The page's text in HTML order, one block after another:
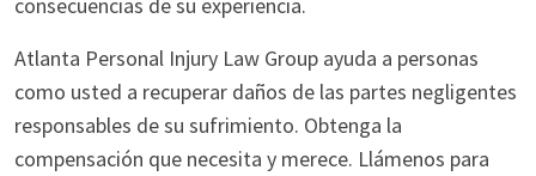
Atlanta Personal Injury Law Group ayuda a personas
como usted a recuperar daños de las partes negligentes
responsables de su sufrimiento. Obtenga la
compensación que necesita y merece. Llámenos para